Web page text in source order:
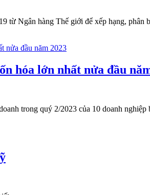
từ Ngân hàng Thế giới để xếp hạng,
hóa lớn nhất nửa đầu
trong quý 2/2023 của 10 doanh